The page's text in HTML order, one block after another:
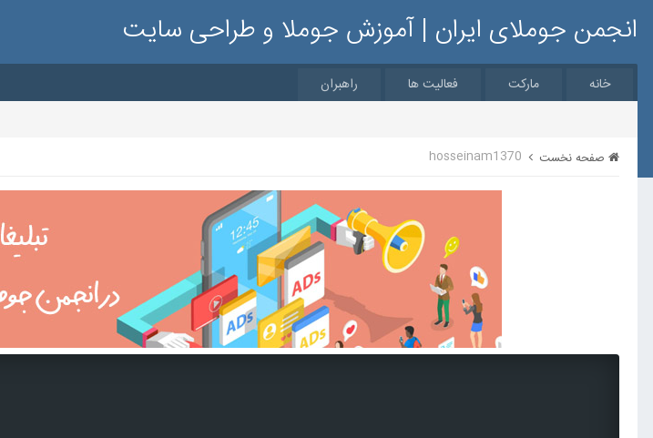
انجمن جوملای ایران | آموزش جوملا و طراحی سایت
خانه مارکت فعالیت ها راهبران
صفحه نخست hosseinam1370